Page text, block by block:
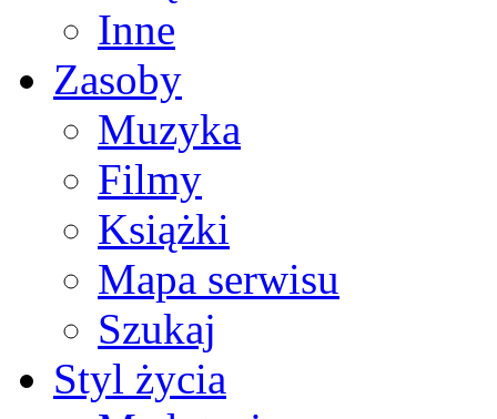
Inne
Zasoby
Muzyka
Filmy
Książki
Mapa serwisu
Szukaj
Styl życia